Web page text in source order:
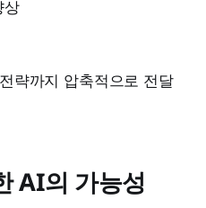
상
략까지 압축적으로 전달
AI의 가능성